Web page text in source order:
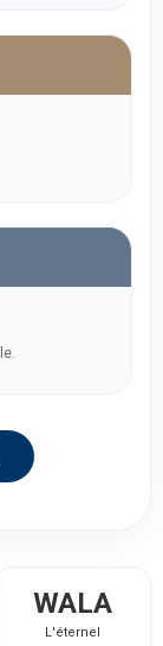
WALA
L'éternel